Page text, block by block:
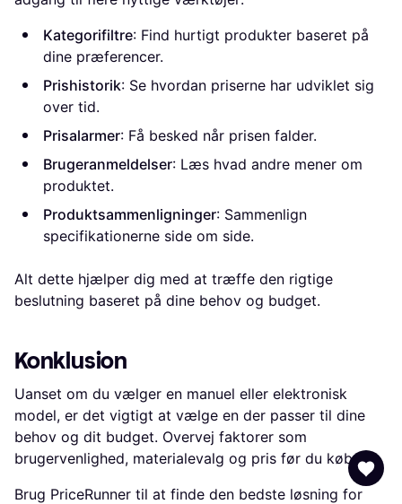
Kategorifiltre: Find hurtigt produkter baseret på
dine præferencer.
Prishistorik: Se hvordan priserne har udviklet sig
over tid.
Prisalarmer: Få besked når prisen falder.
Brugeranmeldelser: Læs hvad andre mener om
produktet.
Produktsammenligninger: Sammenlign
specifikationerne side om side.
Alt dette hjælper dig med at træffe den rigtige
beslutning baseret på dine behov og budget.
Konklusion
Uanset om du vælger en manuel eller elektronisk
model, er det vigtigt at vælge en der passer til dine
behov og dit budget. Overvej faktorer som
brugervenlighed, materialevalg og pris før du køber.
Brug PriceRunner til at finde den bedste løsning for